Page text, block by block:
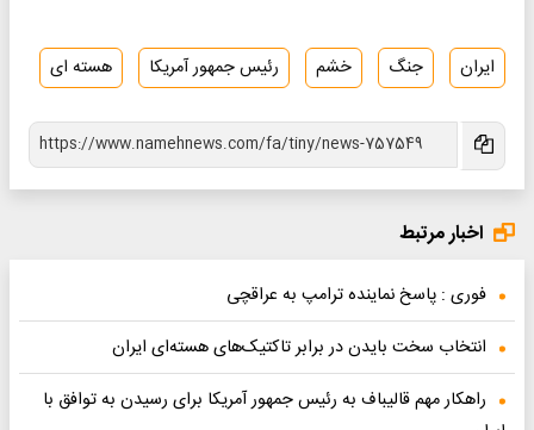
ایران جنگ خشم رئیس جمهور آمریکا هسته ای
اخبار مرتبط
فوری : پاسخ نماینده ترامپ به عراقچی
انتخاب سخت بایدن در برابر تاکتیک‌های هسته‌ای ایران
راهکار مهم قالیباف به رئیس جمهور آمریکا برای رسیدن به توافق با